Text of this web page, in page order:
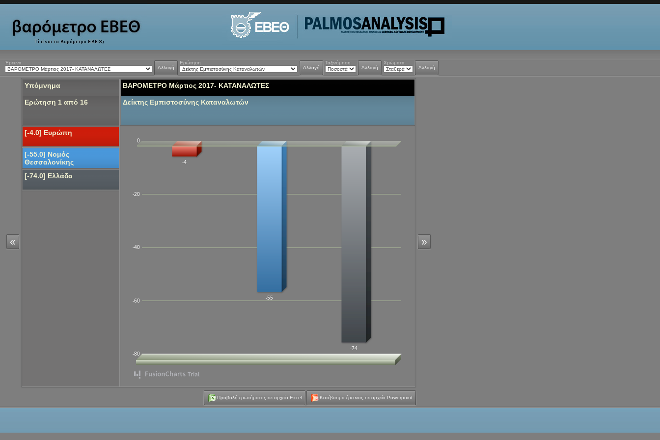
Έρευνα
Αλλαγή
Ερώτηση
Αλλαγή
Ταξινόμηση
Αλλαγή
Χρώματα
Αλλαγή
«
Υπόμνημα
Ερώτηση 1 από 16
[-4.0] Ευρώπη
[-55.0] Νομός
Θεσσαλονίκης
[-74.0] Ελλάδα
ΒΑΡΟΜΕΤΡΟ Μάρτιος 2017- ΚΑΤΑΝΑΛΩΤΕΣ
Δείκτης Εμπιστοσύνης Καταναλωτών
-80
-60
-40
-20
0
-4
-55
-74
Κατέβασμα έρευνας σε αρχείο Powerpoint
Προβολή ερωτήματος σε αρχείο Excel
»